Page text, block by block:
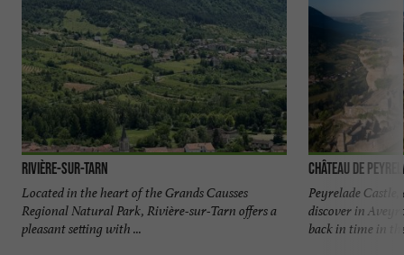
Rivière-sur-Tarn
Located in the heart of the Grands Causses
Regional Natural Park, Rivière-sur-Tarn offers a
pleasant setting with ...
Château de
Peyrelade
discover in
back in time in